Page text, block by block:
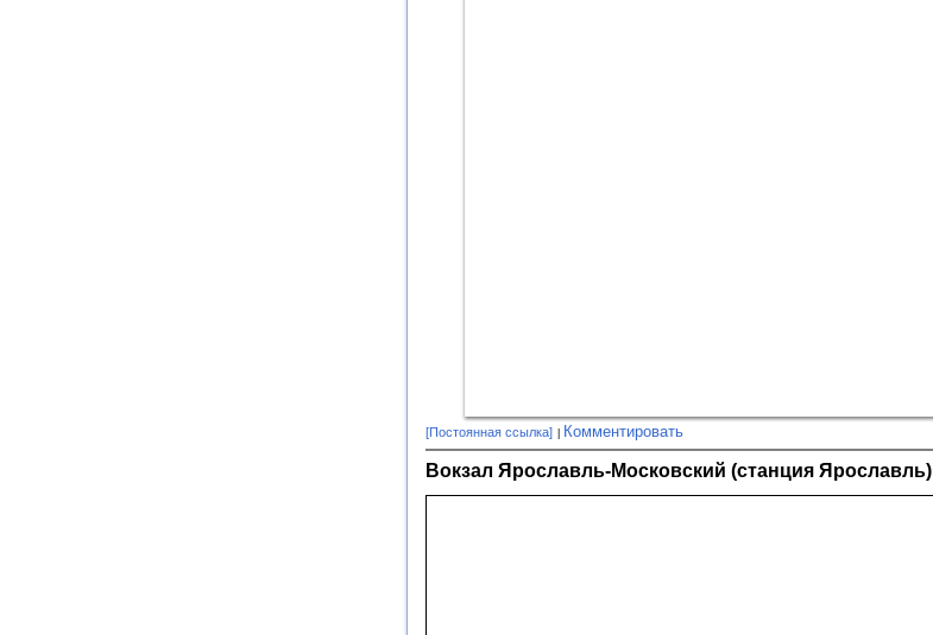
[Постоянная ссылка] Комментировать
Вокзал Ярославль-Московский (станция Ярославль)